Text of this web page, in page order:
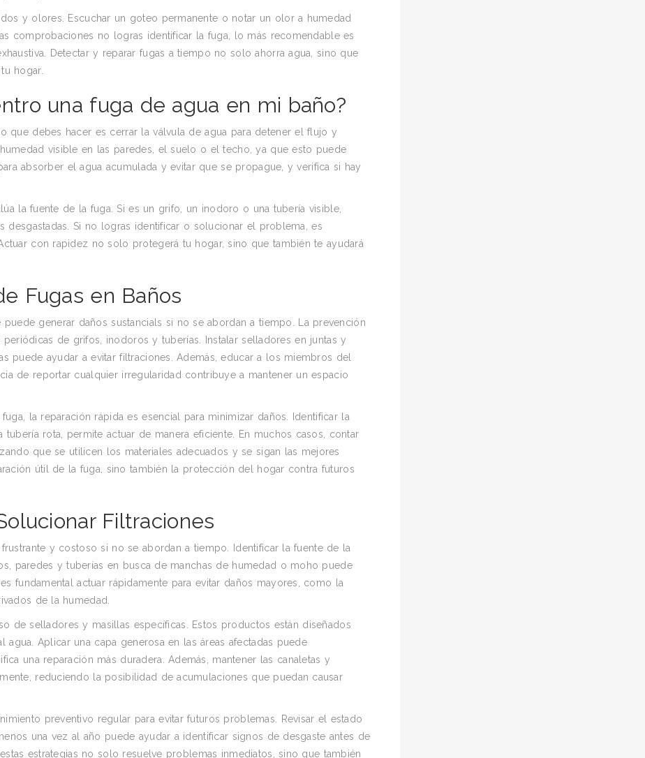
y olores. Escuchar un goteo permanente o notar un olor a humedad
comprobaciones no logras identificar la fuga, lo más recomendable es
Detectar y reparar fugas a tiempo no solo ahorra agua, sino que
hogar.
una fuga de agua en mi baño?
que debes hacer es cerrar la válvula de agua para detener el flujo y
visible en las paredes, el suelo o el techo, ya que esto puede
absorber el agua acumulada y evitar que se propague, y verifica si hay
la fuente de la fuga. Si es un grifo, un inodoro o una tubería visible,
desgastadas. Si no logras identificar o solucionar el problema, es
con rapidez no solo protegerá tu hogar, sino que también te ayudará
Fugas en Baños
generar daños sustancials si no se abordan a tiempo. La prevención
de grifos, inodoros y tuberías. Instalar selladores en juntas y
puede ayudar a evitar filtraciones. Además, educar a los miembros del
de reportar cualquier irregularidad contribuye a mantener un espacio
la reparación rápida es esencial para minimizar daños. Identificar la
rota, permite actuar de manera eficiente. En muchos casos, contar
que se utilicen los materiales adecuados y se sigan las mejores
útil de la fuga, sino también la protección del hogar contra futuros
Filtraciones
y costoso si no se abordan a tiempo. Identificar la fuente de la
paredes y tuberías en busca de manchas de humedad o moho puede
fundamental actuar rápidamente para evitar daños mayores, como la
de la humedad.
de selladores y masillas específicas. Estos productos están diseñados
Aplicar una capa generosa en las áreas afectadas puede
una reparación más duradera. Además, mantener las canaletas y
reduciendo la posibilidad de acumulaciones que puedan causar
preventivo regular para evitar futuros problemas. Revisar el estado
una vez al año puede ayudar a identificar signos de desgaste antes de
estrategias no solo resuelve problemas inmediatos, sino que también